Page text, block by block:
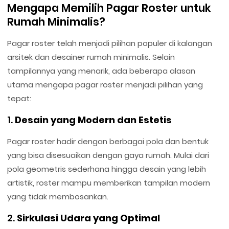
Mengapa Memilih Pagar Roster untuk
Rumah Minimalis?
Pagar roster telah menjadi pilihan populer di kalangan
arsitek dan desainer rumah minimalis. Selain
tampilannya yang menarik, ada beberapa alasan
utama mengapa pagar roster menjadi pilihan yang
tepat:
1. Desain yang Modern dan Estetis
Pagar roster hadir dengan berbagai pola dan bentuk
yang bisa disesuaikan dengan gaya rumah. Mulai dari
pola geometris sederhana hingga desain yang lebih
artistik, roster mampu memberikan tampilan modern
yang tidak membosankan.
2. Sirkulasi Udara yang Optimal